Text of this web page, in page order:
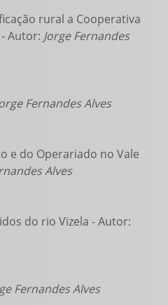
rural a Cooperativa
Autor: Jorge Fernandes
Fernandes Alves
e do Operariado no Vale
Alves
do rio Vizela - Autor:
Fernandes Alves